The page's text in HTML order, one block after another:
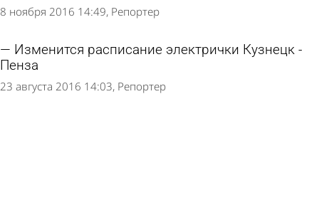
8 ноября 2016 14:49 Репортер
Изменится расписание электрички Кузнецк -
Пенза
23 августа 2016 14:03 Репортер